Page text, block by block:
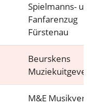
Spielmanns- und
Fanfarenzug
Fürstenau
Beurskens
Muziekuitgeveij
M&E Musikverlag